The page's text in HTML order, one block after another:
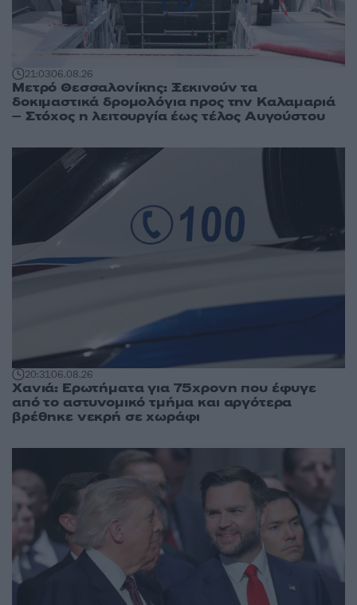
21:0306.08.26
Μετρό Θεσσαλονίκης: Ξεκινούν τα
δοκιμαστικά δρομολόγια προς την Καλαμαριά
– Στόχος η λειτουργία έως τέλος Αυγούστου
20:3106.08.26
Χανιά: Ερωτήματα για 75χρονη που έφυγε
από το αστυνομικό τμήμα και αργότερα
βρέθηκε νεκρή σε χωράφι